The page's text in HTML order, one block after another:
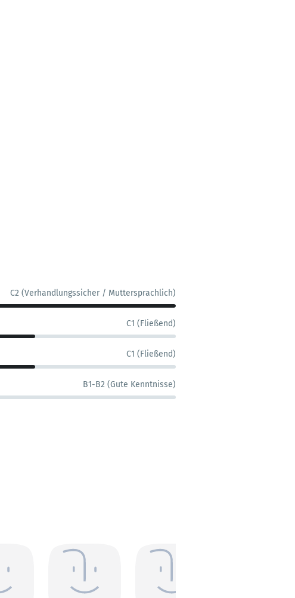
C2 (Verhandlungssicher / Muttersprachlich)
C1 (Fließend)
C1 (Fließend)
B1-B2 (Gute Kenntnisse)